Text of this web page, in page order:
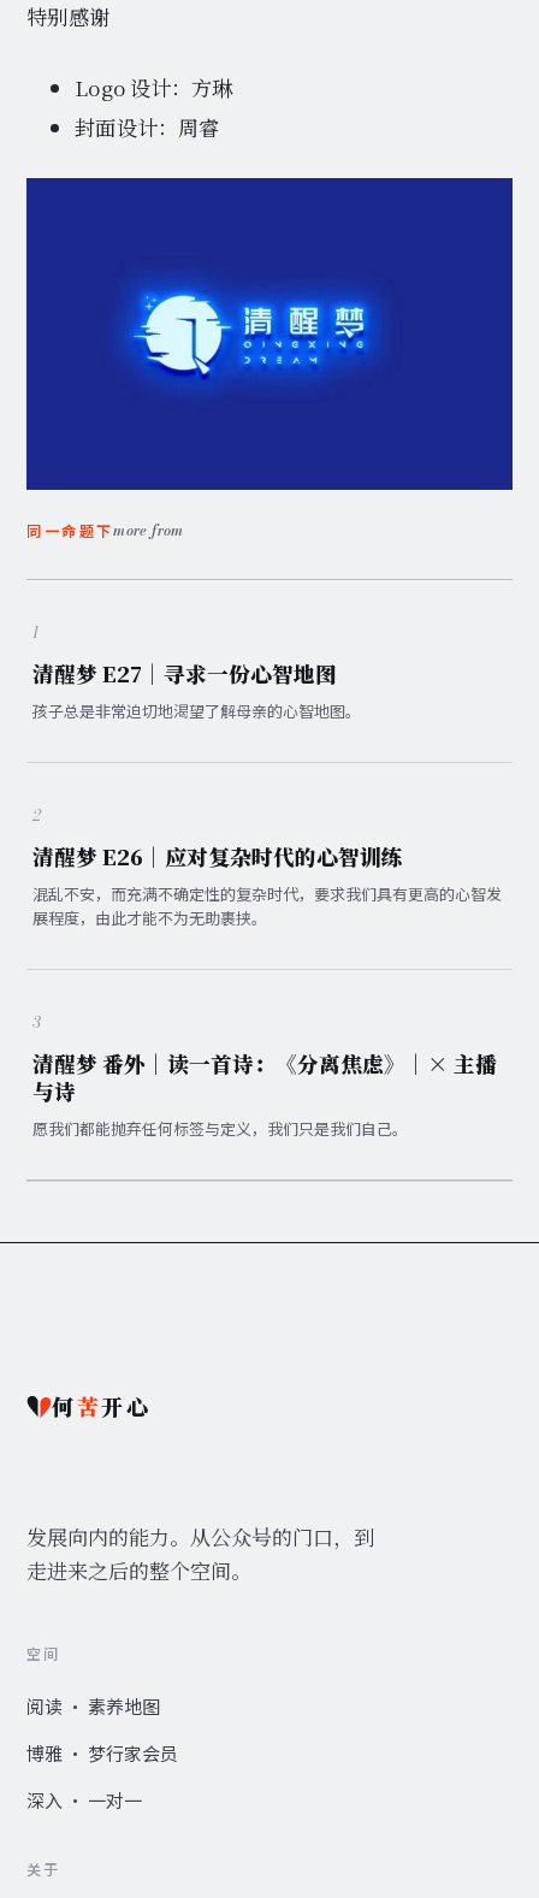
特别感谢
Logo 设计：方琳
封面设计：周睿
同一命题下more from
1
清醒梦 E27｜寻求一份心智地图
孩子总是非常迫切地渴望了解母亲的心智地图。
2
清醒梦 E26｜应对复杂时代的心智训练
混乱不安，而充满不确定性的复杂时代，要求我们具有更高的心智发
展程度，由此才能不为无助裹挟。
3
清醒梦 番外｜读一首诗：《分离焦虑》｜× 主播
与诗
愿我们都能抛弃任何标签与定义，我们只是我们自己。
何苦开心
发展向内的能力。从公众号的门口，到
走进来之后的整个空间。
空间
阅读 · 素养地图
博雅 · 梦行家会员
深入 · 一对一
关于